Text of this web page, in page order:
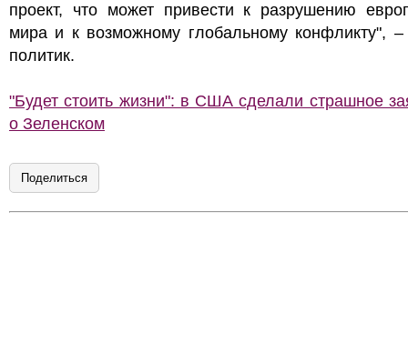
проект, что может привести к разрушению
мира и к возможному глобальному конфликту", –
политик.
"Будет стоить жизни": в США сделали страшное
о Зеленском
Поделиться